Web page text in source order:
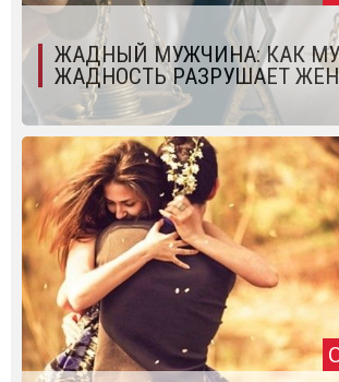
ЖАДНЫЙ МУЖЧИНА: КАК
ЖАДНОСТЬ РАЗРУШАЕТ